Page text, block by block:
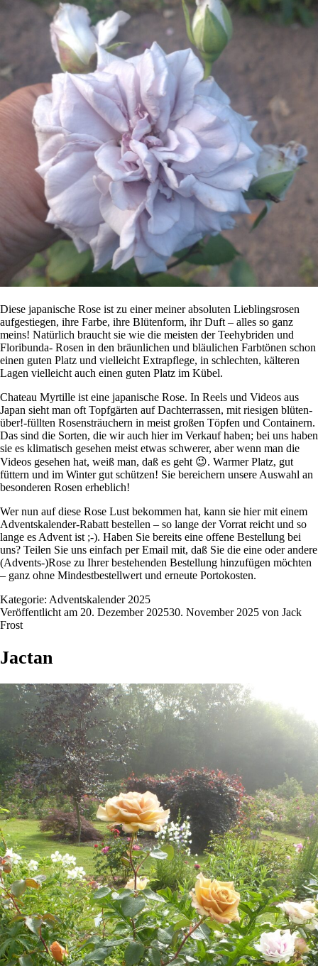
Diese japanische Rose ist zu einer meiner absoluten Lieblingsrosen
aufgestiegen, ihre Farbe, ihre Blütenform, ihr Duft – alles so ganz
meins! Natürlich braucht sie wie die meisten der Teehybriden und
Floribunda- Rosen in den bräunlichen und bläulichen Farbtönen schon
einen guten Platz und vielleicht Extrapflege, in schlechten, kälteren
Lagen vielleicht auch einen guten Platz im Kübel.
Chateau Myrtille ist eine japanische Rose. In Reels und Videos aus
Japan sieht man oft Topfgärten auf Dachterrassen, mit riesigen blüten-
über!-füllten Rosensträuchern in meist großen Töpfen und Containern.
Das sind die Sorten, die wir auch hier im Verkauf haben; bei uns haben
sie es klimatisch gesehen meist etwas schwerer, aber wenn man die
Videos gesehen hat, weiß man, daß es geht 😉. Warmer Platz, gut
füttern und im Winter gut schützen! Sie bereichern unsere Auswahl an
besonderen Rosen erheblich!
Wer nun auf diese Rose Lust bekommen hat, kann sie hiermit einem
Adventskalender-Rabatt bestellen – so lange der Vorrat reicht und so
lange es Advent ist ;-). Haben Sie bereits eine offene Bestellung bei
uns? Teilen Sie uns einfach per Email mit, daß Sie die eine oder andere
(Advents-)Rose zu Ihrer bestehenden Bestellung hinzufügen möchten
– ganz ohne Mindestbestellwert und erneute Portokosten.
Kategorie: Adventskalender 2025
Veröffentlicht am 20. Dezember 202530. November 2025 von Jack
Frost
Jactan